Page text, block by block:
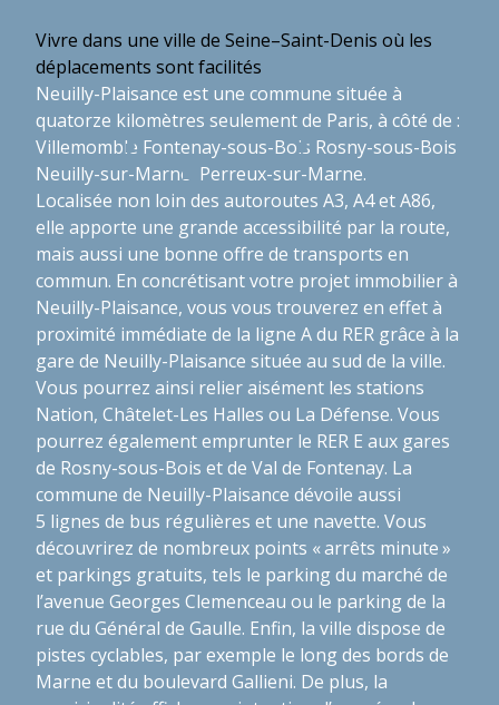
Vivre dans une ville de Seine–Saint-Denis où les
déplacements sont facilités
Neuilly-Plaisance est une commune située à
quatorze kilomètres seulement de Paris, à côté de :
Villemomble Fontenay-sous-Bois Rosny-sous-Bois
Neuilly-sur-Marne Perreux-sur-Marne.
Localisée non loin des autoroutes A3, A4 et A86,
elle apporte une grande accessibilité par la route,
mais aussi une bonne offre de transports en
commun. En concrétisant votre projet immobilier à
Neuilly-Plaisance, vous vous trouverez en effet à
proximité immédiate de la ligne A du RER grâce à la
gare de Neuilly-Plaisance située au sud de la ville.
Vous pourrez ainsi relier aisément les stations
Nation, Châtelet-Les Halles ou La Défense. Vous
pourrez également emprunter le RER E aux gares
de Rosny-sous-Bois et de Val de Fontenay. La
commune de Neuilly-Plaisance dévoile aussi
5 lignes de bus régulières et une navette. Vous
découvrirez de nombreux points « arrêts minute »
et parkings gratuits, tels le parking du marché de
l’avenue Georges Clemenceau ou le parking de la
rue du Général de Gaulle. Enfin, la ville dispose de
pistes cyclables, par exemple le long des bords de
Marne et du boulevard Gallieni. De plus, la